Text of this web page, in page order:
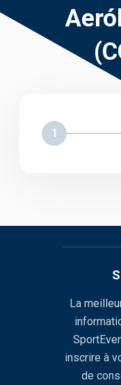
1
La
inscrire à
de